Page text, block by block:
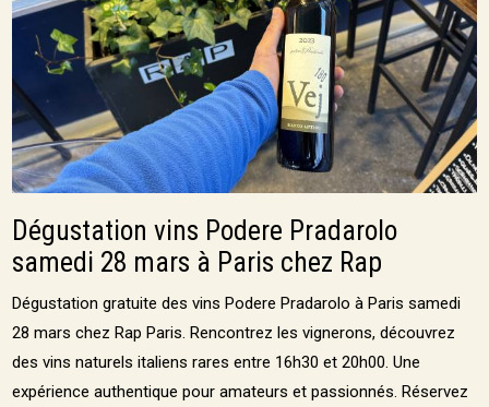
Dégustation vins Podere Pradarolo
samedi 28 mars à Paris chez Rap
Dégustation gratuite des vins Podere Pradarolo à Paris samedi
28 mars chez Rap Paris. Rencontrez les vignerons, découvrez
des vins naturels italiens rares entre 16h30 et 20h00. Une
expérience authentique pour amateurs et passionnés. Réservez